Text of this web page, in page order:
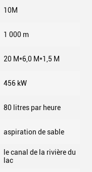
10M
1 000 m
20 M*6,0 M*1,5 M
456 kW
80 litres par heure
aspiration de sable
le canal de la rivière du
lac